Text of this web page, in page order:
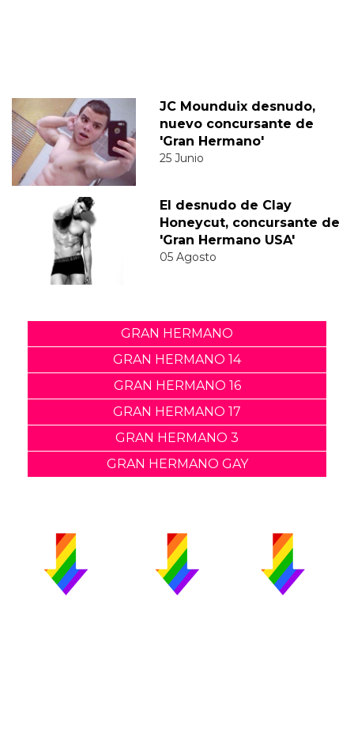
JC Mounduix desnudo,
nuevo concursante de
'Gran Hermano'
25 Junio
El desnudo de Clay
Honeycut, concursante de
'Gran Hermano USA'
05 Agosto
GRAN HERMANO
GRAN HERMANO 14
GRAN HERMANO 16
GRAN HERMANO 17
GRAN HERMANO 3
GRAN HERMANO GAY